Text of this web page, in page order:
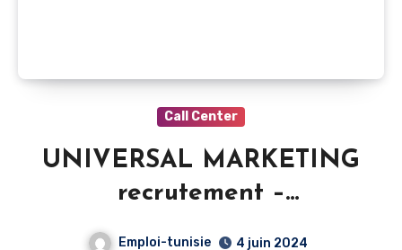
Call Center
UNIVERSAL MARKETING
recrutement –
Téléprospecteur – Sousse
Emploi-tunisie 4 juin 2024